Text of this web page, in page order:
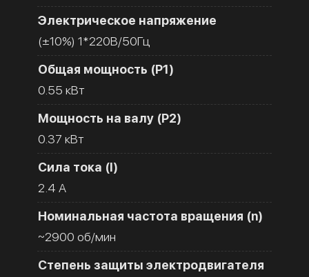
Электрическое напряжение
(±10%) 1*220В/50Гц
Общая мощность (Р1)
0.55 кВт
Мощность на валу (Р2)
0.37 кВт
Сила тока (I)
2.4 A
Номинальная частота вращения (n)
~2900 об/мин
Степень защиты электродвигателя